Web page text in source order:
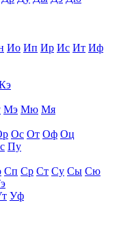
Ио Ип Ир Ис Ит Иф
Мэ Мю Мя
Ос От Оф Оц
Пу
Сп Ср Ст Су Сы Сю
Уф